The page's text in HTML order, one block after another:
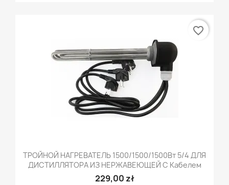
ТРОЙНОЙ НАГРЕВАТЕЛЬ 1500/1500/1500Вт 5/4 ДЛЯ
ДИСТИЛЛЯТОРА ИЗ НЕРЖАВЕЮЩЕЙ С Кабелем
229,00 zł
favorite_border